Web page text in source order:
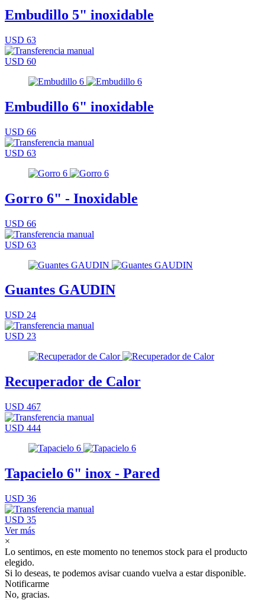
Embudillo 5" inoxidable
USD 63
USD 60
Embudillo 6" inoxidable
USD 66
USD 63
Gorro 6" - Inoxidable
USD 66
USD 63
Guantes GAUDIN
USD 24
USD 23
Recuperador de Calor
USD 467
USD 444
Tapacielo 6" inox - Pared
USD 36
USD 35
Ver más
×
Lo sentimos, en este momento no tenemos stock para el producto
elegido.
Si lo deseas, te podemos avisar cuando vuelva a estar disponible.
Notificarme
No, gracias.